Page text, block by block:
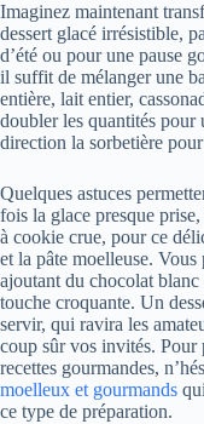
Imaginez maintenant
dessert glacé irrésistible,
d’été ou pour une pause
il suffit de mélanger une
entière, lait entier,
doubler les quantités pour
direction la sorbetière
Quelques astuces
fois la glace presque
à cookie crue, pour ce
et la pâte moelleuse.
ajoutant du chocolat
touche croquante. Un
servir, qui ravira les
coup sûr vos invités. Pour
recettes gourmandes,
moelleux et gourmands
ce type de préparation.